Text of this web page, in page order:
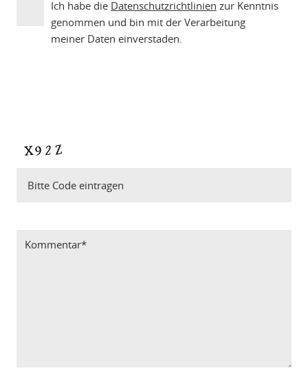
Ich habe die Datenschutzrichtlinien zur Kenntnis
genommen und bin mit der Verarbeitung
meiner Daten einverstaden.